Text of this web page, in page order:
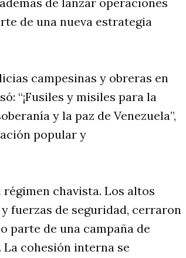
de una nueva estrategia
campesi­nas y obreras en
“¡Fusiles y misiles para la
y la paz de Venezuela”,
popular y
chavista. Los altos
fuerzas de seguridad, cerraron
parte de una campaña de
cohesión interna se